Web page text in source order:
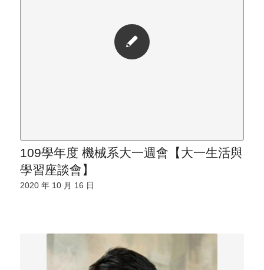
109學年度 機械系大一週會【大一生活與
學習座談會】
2020 年 10 月 16 日